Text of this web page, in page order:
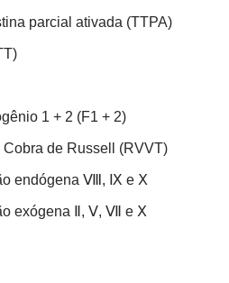
parcial ativada (TTPA)
1 + 2 (F1 + 2)
de Russell (RVVT)
endógena Ⅷ, Ⅸ e Ⅹ
exógena Ⅱ, Ⅴ, Ⅶ e Ⅹ